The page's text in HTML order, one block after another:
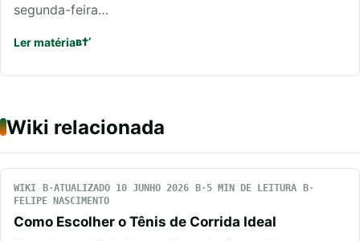
segunda-feira…
Ler matéria
Wiki relacionada
WIKI ATUALIZADO 10 JUNHO 2026
5 MIN DE LEITURA
FELIPE NASCIMENTO
Como Escolher o Tênis de Corrida Ideal